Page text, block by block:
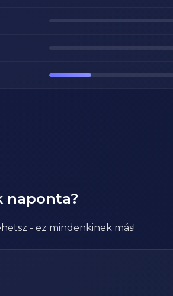
naponta?
- ez mindenkinek más!